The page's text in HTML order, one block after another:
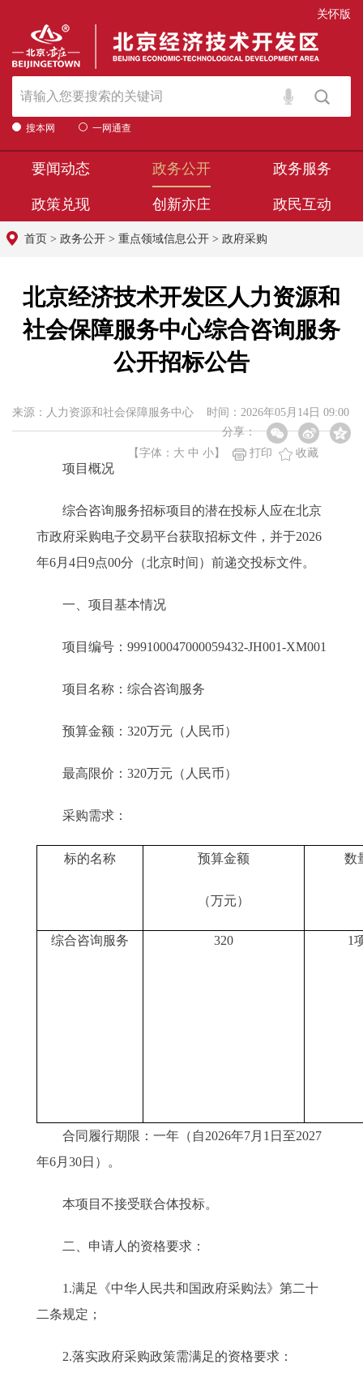
关怀版
搜本网 一网通查
要闻动态 政务公开 政务服务
政策兑现 创新亦庄 政民互动
首页 > 政务公开 > 重点领域信息公开 > 政府采购
北京经济技术开发区人力资源和
社会保障服务中心综合咨询服务
公开招标公告
来源：人力资源和社会保障服务中心 时间：2026年05月14日 09:00
分享：
【字体： 大 中 小 】 打印 收藏
项目概况
综合咨询服务招标项目的潜在投标人应在北京
市政府采购电子交易平台获取招标文件，并于2026
年6月4日9点00分（北京时间）前递交投标文件。
一、项目基本情况
项目编号：999100047000059432-JH001-XM001
项目名称：综合咨询服务
预算金额：320万元（人民币）
最高限价：320万元（人民币）
采购需求：
标的名称 预算金额
（万元）
数
综合咨询服务 320 1
合同履行期限：一年（自2026年7月1日至2027
年6月30日）。
本项目不接受联合体投标。
二、申请人的资格要求：
1.满足《中华人民共和国政府采购法》第二十
二条规定；
2.落实政府采购政策需满足的资格要求：